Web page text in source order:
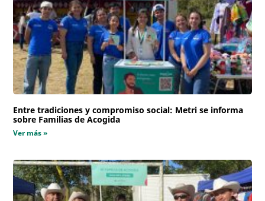
Entre tradiciones y compromiso social: Metri se informa
sobre Familias de Acogida
Ver más »